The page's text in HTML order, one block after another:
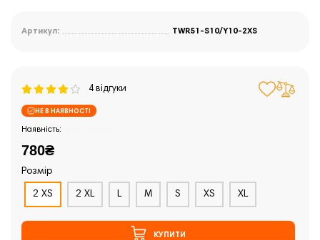
Артикул: TWR51-S10/Y10-2XS
4 відгуки
НЕ В НАЯВНОСТІ
780₴
Розмір
2 XS 2 XL L M S XS XL
КУПИТИ